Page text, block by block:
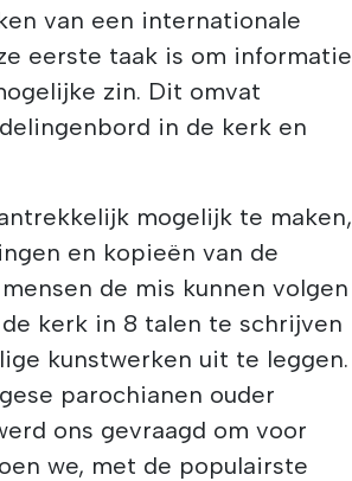
van een internationale
eerste taak is om informatie
zin. Dit omvat
in de kerk en
mogelijk te maken,
en kopieën van de
de mis kunnen volgen
kerk in 8 talen te schrijven
kunstwerken uit te leggen.
parochianen ouder
ons gevraagd om voor
we, met de populairste